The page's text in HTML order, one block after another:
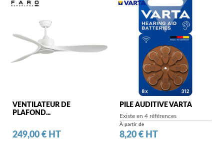
VENTILATEUR DE
PLAFOND...
Prix
249,00 € HT
PILE AUDITIVE VARTA
Existe en 4 références
À partir de
Prix
8,20 € HT